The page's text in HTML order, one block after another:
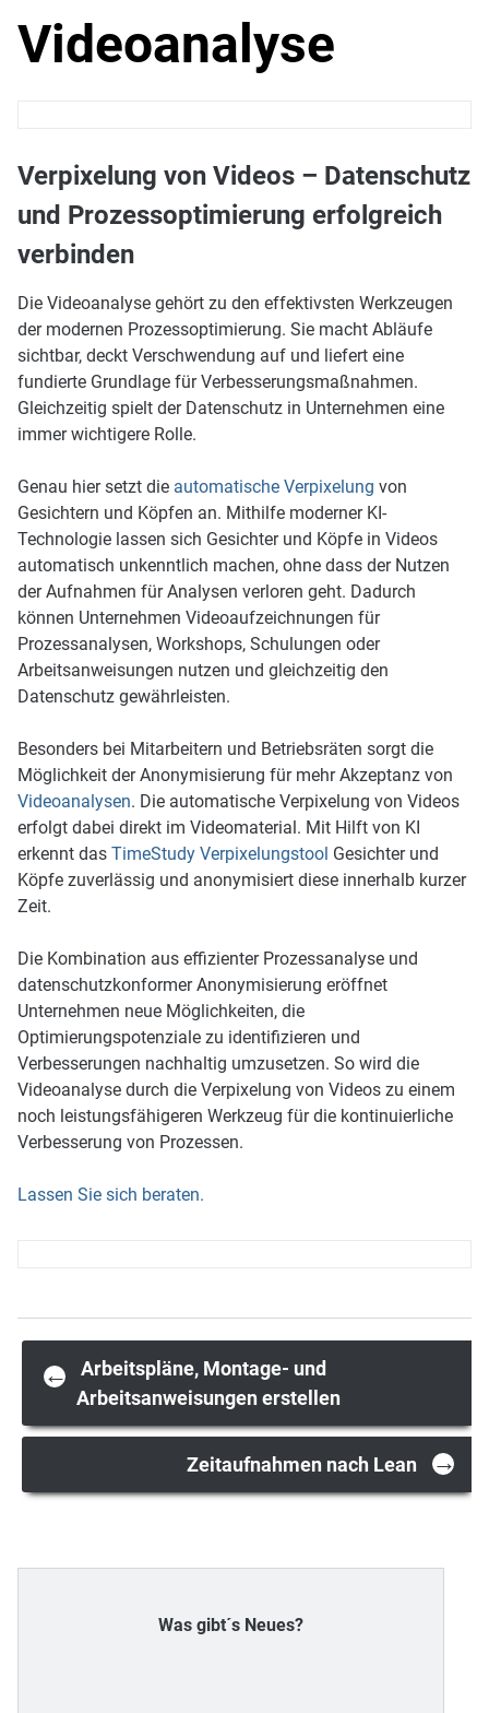
Videoanalyse
Verpixelung von Videos – Datenschutz
und Prozessoptimierung erfolgreich
verbinden
Die Videoanalyse gehört zu den effektivsten Werkzeugen
der modernen Prozessoptimierung. Sie macht Abläufe
sichtbar, deckt Verschwendung auf und liefert eine
fundierte Grundlage für Verbesserungsmaßnahmen.
Gleichzeitig spielt der Datenschutz in Unternehmen eine
immer wichtigere Rolle.
Genau hier setzt die automatische Verpixelung von
Gesichtern und Köpfen an. Mithilfe moderner KI-
Technologie lassen sich Gesichter und Köpfe in Videos
automatisch unkenntlich machen, ohne dass der Nutzen
der Aufnahmen für Analysen verloren geht. Dadurch
können Unternehmen Videoaufzeichnungen für
Prozessanalysen, Workshops, Schulungen oder
Arbeitsanweisungen nutzen und gleichzeitig den
Datenschutz gewährleisten.
Besonders bei Mitarbeitern und Betriebsräten sorgt die
Möglichkeit der Anonymisierung für mehr Akzeptanz von
Videoanalysen. Die automatische Verpixelung von Videos
erfolgt dabei direkt im Videomaterial. Mit Hilft von KI
erkennt das TimeStudy Verpixelungstool Gesichter und
Köpfe zuverlässig und anonymisiert diese innerhalb kurzer
Zeit.
Die Kombination aus effizienter Prozessanalyse und
datenschutzkonformer Anonymisierung eröffnet
Unternehmen neue Möglichkeiten, die
Optimierungspotenziale zu identifizieren und
Verbesserungen nachhaltig umzusetzen. So wird die
Videoanalyse durch die Verpixelung von Videos zu einem
noch leistungsfähigeren Werkzeug für die kontinuierliche
Verbesserung von Prozessen.
Lassen Sie sich beraten.
Post
navigation
←
Arbeitspläne, Montage- und
Arbeitsanweisungen erstellen
Zeitaufnahmen nach Lean →
Was gibt´s Neues?